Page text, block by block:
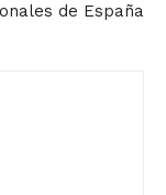
de España